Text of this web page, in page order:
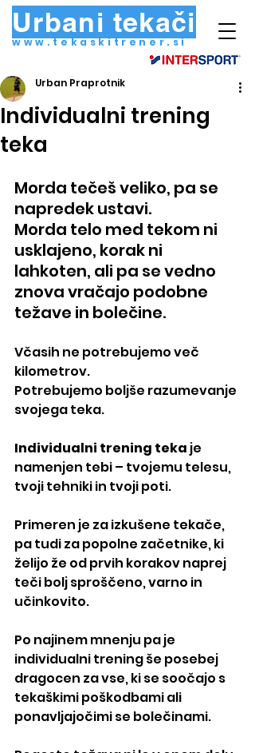
Urbani tekači
www.tekaskitrener.si
Individualni trening
teka
Urban Praprotnik
Morda tečeš veliko, pa se
napredek ustavi.
Morda telo med tekom ni
usklajeno, korak ni
lahkoten, ali pa se vedno
znova vračajo podobne
težave in bolečine.
Včasih ne potrebujemo več
kilometrov.
Potrebujemo boljše razumevanje
svojega teka.
Individualni trening teka je
namenjen tebi – tvojemu telesu,
tvoji tehniki in tvoji poti.
Primeren je za izkušene tekače,
pa tudi za popolne začetnike, ki
želijo že od prvih korakov naprej
teči bolj sproščeno, varno in
učinkovito.
Po najinem mnenju pa je
individualni trening še posebej
dragocen za vse, ki se soočajo s
tekaškimi poškodbami ali
ponavljajočimi se bolečinami.